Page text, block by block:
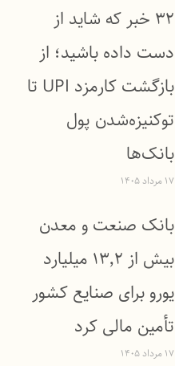
۳۲ خبر که شاید از
دست داده باشید؛ از
بازگشت کارمزد UPI تا
توکنیزه‌شدن پول
بانک‌ها
۱۷ مرداد ۱۴۰۵
بانک صنعت و معدن
بیش از ۱۳٬۲ میلیارد
یورو برای صنایع کشور
تأمین مالی کرد
۱۷ مرداد ۱۴۰۵